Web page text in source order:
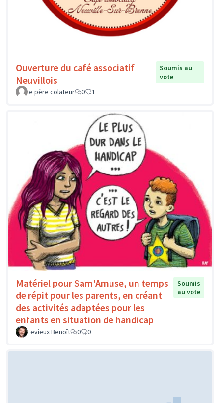
Ouverture du café associatif
Neuvillois
Soumis au
vote
le père colateur
0 1
Matériel pour Sam'Amuse, un temps
de répit pour les parents, en créant
des activités adaptées pour les
enfants en situation de handicap
Soumis
au vote
Levieux Benoît 0 0